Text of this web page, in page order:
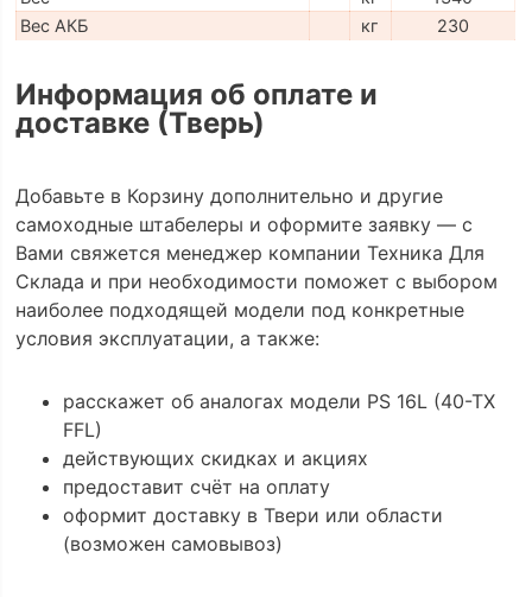
Вес АКБ
кг 230
Информация об оплате и
доставке (Тверь)
Добавьте в Корзину дополнительно и другие
самоходные штабелеры и оформите заявку — с
Вами свяжется менеджер компании Техника Для
Склада и при необходимости поможет с выбором
наиболее подходящей модели под конкретные
условия эксплуатации, а также:
расскажет об аналогах модели PS 16L (40-TX
FFL)
действующих скидках и акциях
предоставит счёт на оплату
оформит доставку в Твери или области
(возможен самовывоз)